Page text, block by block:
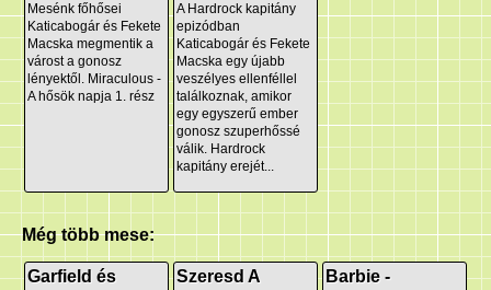
Mesénk főhősei
Katicabogár és Fekete
Macska megmentik a
várost a gonosz
lényektől. Miraculous -
A hősök napja 1. rész
A Hardrock kapitány
epizódban
Katicabogár és Fekete
Macska egy újabb
veszélyes ellenféllel
találkoznak, amikor
egy egyszerű ember
gonosz szuperhőssé
válik. Hardrock
kapitány erejét...
Még több mese:
Garfield és
Szeresd A
Barbie -